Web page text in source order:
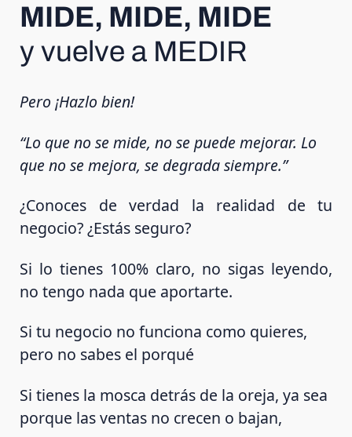
MIDE, MIDE, MIDE
y vuelve a MEDIR
Pero ¡Hazlo bien!
“Lo que no se mide, no se puede mejorar. Lo
que no se mejora, se degrada siempre.”
¿Conoces de verdad la realidad de tu
negocio? ¿Estás seguro?
Si lo tienes 100% claro, no sigas leyendo,
no tengo nada que aportarte.
Si tu negocio no funciona como quieres,
pero no sabes el porqué
Si tienes la mosca detrás de la oreja, ya sea
porque las ventas no crecen o bajan,